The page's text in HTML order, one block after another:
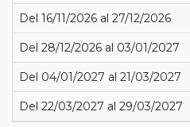
Del 16/11/2026 al 27/12/2026
Del 28/12/2026 al 03/01/2027
Del 04/01/2027 al 21/03/2027
Del 22/03/2027 al 29/03/2027